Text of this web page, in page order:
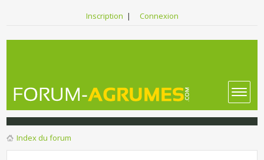
Inscription | Connexion
Index du forum